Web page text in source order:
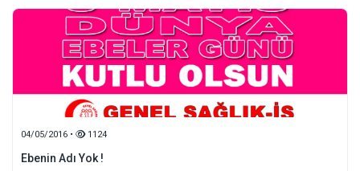
04/05/2016 • 1124
Ebenin Adı Yok !